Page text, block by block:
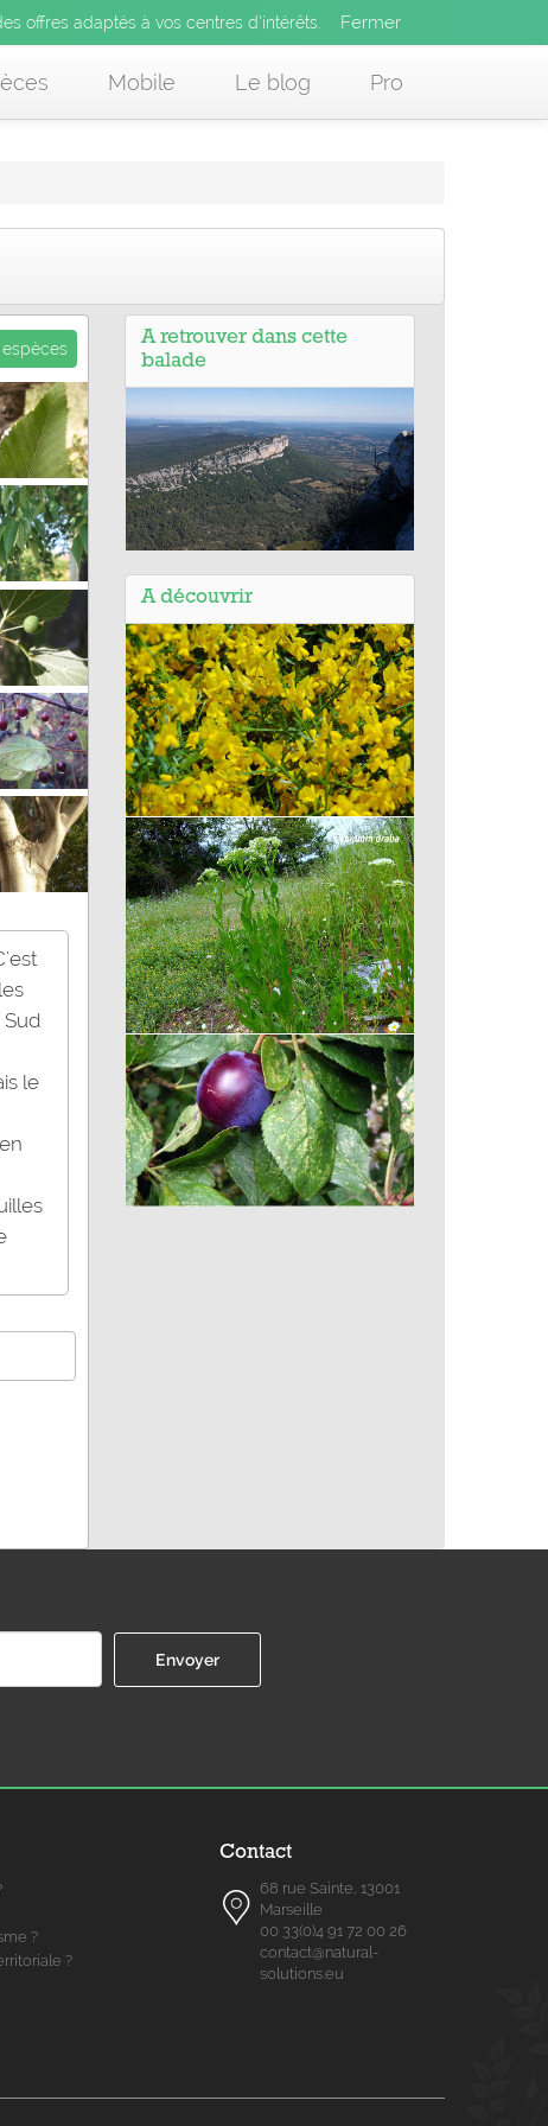
des offres adaptés à vos centres d’intérêts. x
Mobile Le blog Pro
offres adaptés à vos centres d’intérêts. Fermer
offres adaptés à vos centres d’intérêts.
le
A retrouver dans cette
balade
de Montpellier - Pic Saint-Loup
A découvrir
Genêt à balais
Passerage drave
?
?
Contact
68 rue Sainte, 13001
Marseille
00 33(0)4 91 72 00 26
contact@natural-
solutions.eu